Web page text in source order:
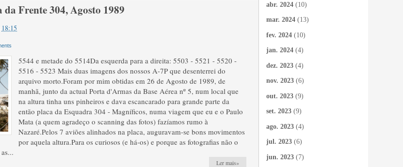
Frente 304, Agosto 1989
18:15
5544 e metade do 5514Da esquerda para a direita: 5503 - 5521 - 5520 -
5516 - 5523 Mais duas imagens dos nossos A-7P que desenterrei do
arquivo morto.Foram por mim obtidas em 26 de Agosto de 1989, de
manhã, junto da actual Porta d'Armas da Base Aérea nº 5, num local que
na altura tinha uns pinheiros e dava escancarado para grande parte da
então placa da Esquadra 304 - Magníficos, numa viagem que eu e o Paulo
Mata (a quem agradeço o scanning das fotos) fazíamos rumo à
Nazaré.Pelos 7 aviões alinhados na placa, auguravam-se bons movimentos
por aquela altura.Para os curiosos (e há-os) e porque as fotografias não o
Ler mais»
abr. 2024 (10)
mar. 2024 (13)
fev. 2024 (10)
jan. 2024 (4)
dez. 2023 (4)
nov. 2023 (6)
out. 2023 (9)
set. 2023 (9)
ago. 2023 (4)
jul. 2023 (6)
jun. 2023 (7)